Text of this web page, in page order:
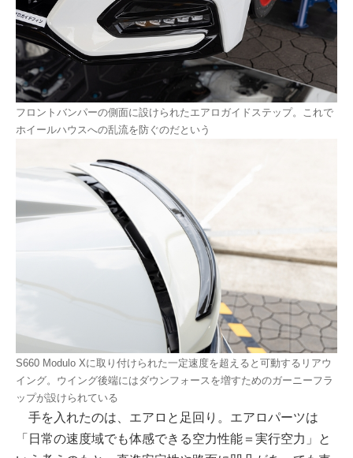
フロントバンパーの側面に設けられたエアロガイドステップ。これで
ホイールハウスへの乱流を防ぐのだという
S660 Modulo Xに取り付けられた一定速度を超えると可動するリアウ
イング。ウイング後端にはダウンフォースを増すためのガーニーフラ
ップが設けられている
手を入れたのは、エアロと足回り。エアロパーツは
「日常の速度域でも体感できる空力性能＝実行空力」と